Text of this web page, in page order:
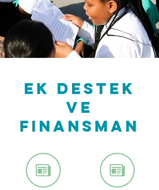
ek destek
ve
finansman